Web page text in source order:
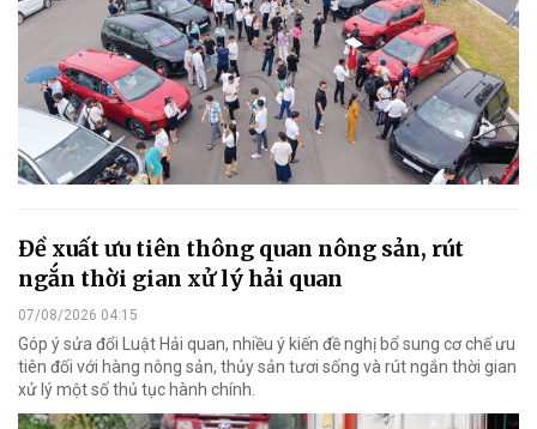
Đề xuất ưu tiên thông quan nông sản, rút
ngắn thời gian xử lý hải quan
07/08/2026 04:15
Góp ý sửa đổi Luật Hải quan, nhiều ý kiến đề nghị bổ sung cơ chế ưu
tiên đối với hàng nông sản, thủy sản tươi sống và rút ngắn thời gian
xử lý một số thủ tục hành chính.